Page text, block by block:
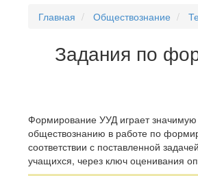
Главная Обществознание
Задания по
Формирование УУД играет
обществознанию в работе по
соответствии с поставленной
учащихся, через ключ оценивания